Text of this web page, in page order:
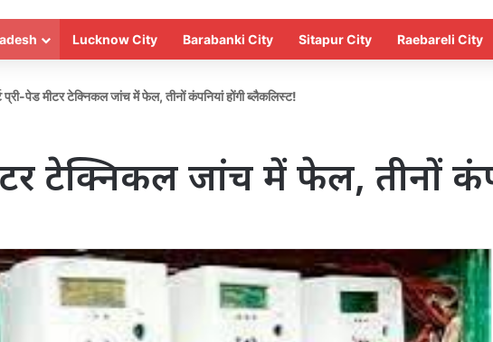
Lucknow City Barabanki City Sitapur City Raebareli City
प्री-पेड मीटर टेक्निकल जांच में फेल, तीनों कंपनियां होंगी ब्लैकलिस्ट!
टेक्निकल जांच में फेल, तीनों